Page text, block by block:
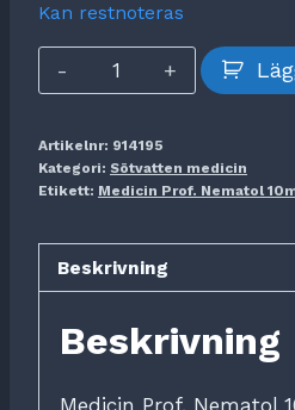
Kan restnoteras
Medicin
Prof.
10ml
mängd
Artikelnr: 914195
Kategori: Sötvatten medicin
Etikett: Medicin Prof. Nematol
Beskrivning
Beskrivning